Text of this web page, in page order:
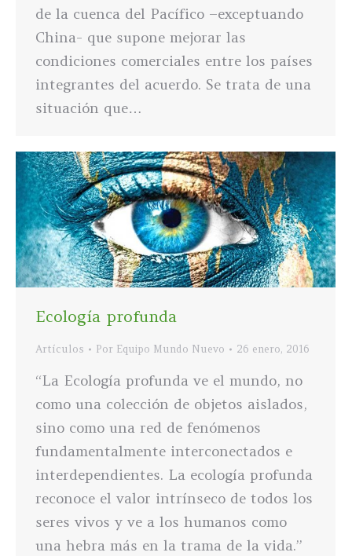
de la cuenca del Pacífico –exceptuando
China- que supone mejorar las
condiciones comerciales entre los países
integrantes del acuerdo. Se trata de una
situación que…
Ecología profunda
Artículos Por Equipo Mundo Nuevo 26 enero, 2016
“La Ecología profunda ve el mundo, no
como una colección de objetos aislados,
sino como una red de fenómenos
fundamentalmente interconectados e
interdependientes. La ecología profunda
reconoce el valor intrínseco de todos los
seres vivos y ve a los humanos como
una hebra más en la trama de la vida.”